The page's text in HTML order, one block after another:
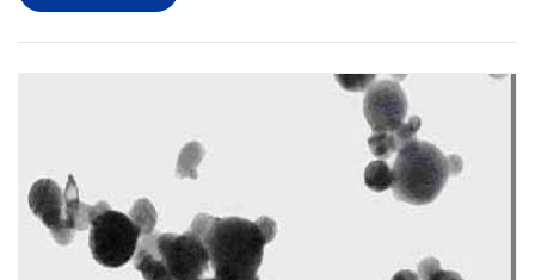
darin, organische ...